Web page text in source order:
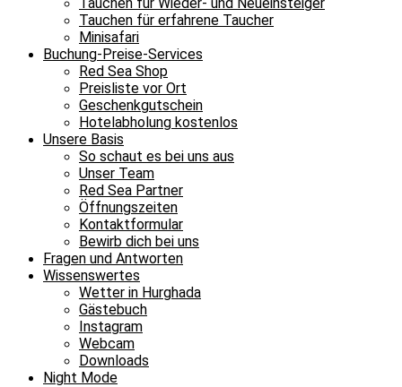
Tauchen für erfahrene Taucher
Minisafari
Buchung-Preise-Services
Red Sea Shop
Preisliste vor Ort
Geschenkgutschein
Hotelabholung kostenlos
Unsere Basis
So schaut es bei uns aus
Unser Team
Red Sea Partner
Öffnungszeiten
Kontaktformular
Bewirb dich bei uns
Fragen und Antworten
Wissenswertes
Wetter in Hurghada
Gästebuch
Instagram
Webcam
Downloads
Night Mode